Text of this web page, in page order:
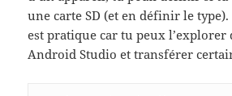
une carte SD (et en définir le type).
est pratique car tu peux l’explorer
Android Studio et transférer